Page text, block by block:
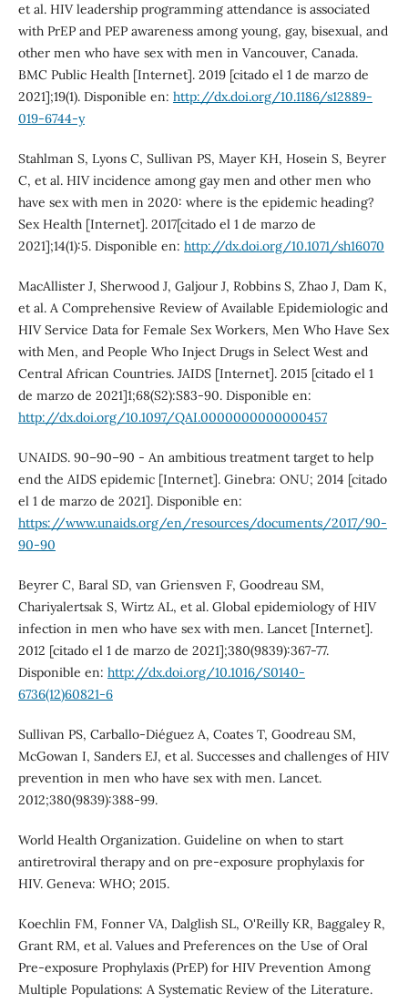
et al. HIV leadership programming attendance is associated
with PrEP and PEP awareness among young, gay, bisexual, and
other men who have sex with men in Vancouver, Canada.
BMC Public Health [Internet]. 2019 [citado el 1 de marzo de
2021];19(1). Disponible en: http://dx.doi.org/10.1186/s12889-
019-6744-y
Stahlman S, Lyons C, Sullivan PS, Mayer KH, Hosein S, Beyrer
C, et al. HIV incidence among gay men and other men who
have sex with men in 2020: where is the epidemic heading?
Sex Health [Internet]. 2017[citado el 1 de marzo de
2021];14(1):5. Disponible en: http://dx.doi.org/10.1071/sh16070
MacAllister J, Sherwood J, Galjour J, Robbins S, Zhao J, Dam K,
et al. A Comprehensive Review of Available Epidemiologic and
HIV Service Data for Female Sex Workers, Men Who Have Sex
with Men, and People Who Inject Drugs in Select West and
Central African Countries. JAIDS [Internet]. 2015 [citado el 1
de marzo de 2021]1;68(S2):S83-90. Disponible en:
http://dx.doi.org/10.1097/QAI.0000000000000457
UNAIDS. 90–90–90 - An ambitious treatment target to help
end the AIDS epidemic [Internet]. Ginebra: ONU; 2014 [citado
el 1 de marzo de 2021]. Disponible en:
https://www.unaids.org/en/resources/documents/2017/90-
90-90
Beyrer C, Baral SD, van Griensven F, Goodreau SM,
Chariyalertsak S, Wirtz AL, et al. Global epidemiology of HIV
infection in men who have sex with men. Lancet [Internet].
2012 [citado el 1 de marzo de 2021];380(9839):367-77.
Disponible en: http://dx.doi.org/10.1016/S0140-
6736(12)60821-6
Sullivan PS, Carballo-Diéguez A, Coates T, Goodreau SM,
McGowan I, Sanders EJ, et al. Successes and challenges of HIV
prevention in men who have sex with men. Lancet.
2012;380(9839):388-99.
World Health Organization. Guideline on when to start
antiretroviral therapy and on pre-exposure prophylaxis for
HIV. Geneva: WHO; 2015.
Koechlin FM, Fonner VA, Dalglish SL, O'Reilly KR, Baggaley R,
Grant RM, et al. Values and Preferences on the Use of Oral
Pre-exposure Prophylaxis (PrEP) for HIV Prevention Among
Multiple Populations: A Systematic Review of the Literature.